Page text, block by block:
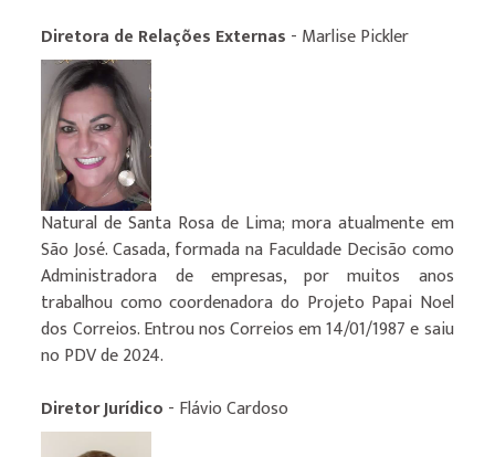
Diretora de Relações Externas - Marlise Pickler
Natural de Santa Rosa de Lima; mora atualmente em
São José. Casada, formada na Faculdade Decisão como
Administradora de empresas, por muitos anos
trabalhou como coordenadora do Projeto Papai Noel
dos Correios. Entrou nos Correios em 14/01/1987 e saiu
no PDV de 2024.
Diretor Jurídico - Flávio Cardoso